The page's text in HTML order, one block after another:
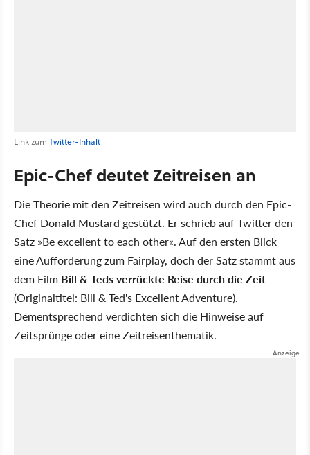
Link zum Twitter-Inhalt
Epic-Chef deutet Zeitreisen an
Die Theorie mit den Zeitreisen wird auch durch den Epic-
Chef Donald Mustard gestützt. Er schrieb auf Twitter den
Satz »Be excellent to each other«. Auf den ersten Blick
eine Aufforderung zum Fairplay, doch der Satz stammt aus
dem Film Bill & Teds verrückte Reise durch die Zeit
(Originaltitel: Bill & Ted's Excellent Adventure).
Dementsprechend verdichten sich die Hinweise auf
Zeitsprünge oder eine Zeitreisenthematik.